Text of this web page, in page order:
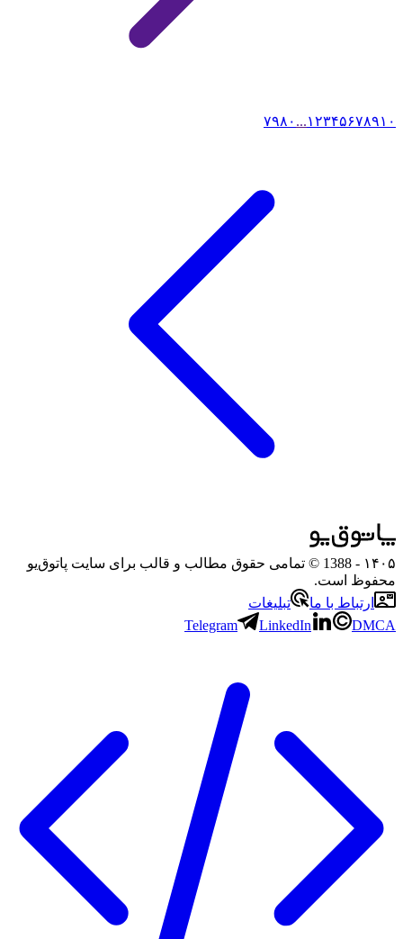
۱۲۳۴۵۶۷۸۹۱۰ ... ۷۹۸۰
۱۴۰۵
- 1388 © تمامی حقوق مطالب و قالب برای سایت پاتوق‌یو
محفوظ است.
ارتباط با ما
تبلیغات
Telegram
LinkedIn DMCA